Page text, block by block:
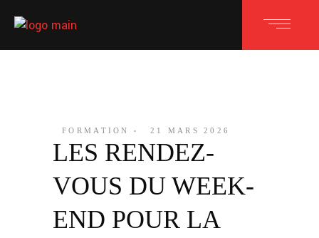
FORMATION 21 MARS 2026
LES RENDEZ-
VOUS DU WEEK-
END POUR LA